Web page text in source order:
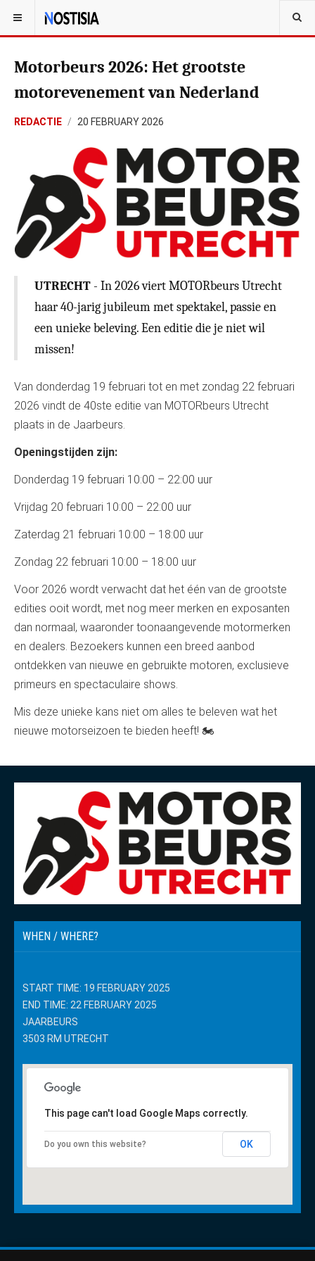
Motorbeurs 2026: Het grootste
motorevenement van Nederland
REDACTIE 20 FEBRUARY 2026
UTRECHT - In 2026 viert MOTORbeurs Utrecht
haar 40-jarig jubileum met spektakel, passie en
een unieke beleving. Een editie die je niet wil
missen!
Van donderdag 19 februari tot en met zondag 22 februari
2026 vindt de 40ste editie van MOTORbeurs Utrecht
plaats in de Jaarbeurs.
Openingstijden zijn:
Donderdag 19 februari 10:00 – 22:00 uur
Vrijdag 20 februari 10:00 – 22:00 uur
Zaterdag 21 februari 10:00 – 18:00 uur
Zondag 22 februari 10:00 – 18:00 uur
Voor 2026 wordt verwacht dat het één van de grootste
edities ooit wordt, met nog meer merken en exposanten
dan normaal, waaronder toonaangevende motormerken
en dealers. Bezoekers kunnen een breed aanbod
ontdekken van nieuwe en gebruikte motoren, exclusieve
primeurs en spectaculaire shows.
Mis deze unieke kans niet om alles te beleven wat het
nieuwe motorseizoen te bieden heeft! 🏍️
WHEN / WHERE?
START TIME: 19 FEBRUARY 2025
END TIME: 22 FEBRUARY 2025
JAARBEURS
3503 RM UTRECHT
This page can't load Google Maps correctly.
Do you own this website? OK